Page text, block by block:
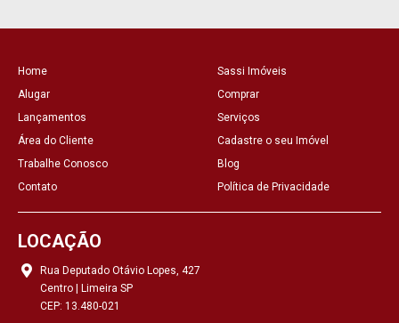
Home
Sassi Imóveis
Alugar
Comprar
Lançamentos
Serviços
Área do Cliente
Cadastre o seu Imóvel
Trabalhe Conosco
Blog
Contato
Política de Privacidade
LOCAÇÃO
Rua Deputado Otávio Lopes, 427
Centro | Limeira SP
CEP: 13.480-021